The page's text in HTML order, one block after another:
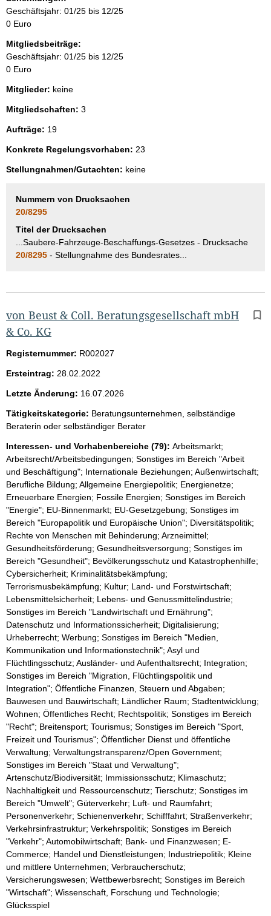
Geschäftsjahr: 01/25 bis 12/25
0 Euro
Mitgliedsbeiträge:
Geschäftsjahr: 01/25 bis 12/25
0 Euro
Mitglieder: keine
Mitgliedschaften: 3
Aufträge: 19
Konkrete Regelungsvorhaben: 23
Stellungnahmen/Gutachten: keine
Nummern von Drucksachen
20/8295
Titel der Drucksachen
...Saubere-Fahrzeuge-Beschaffungs-Gesetzes - Drucksache
20/8295 - Stellungnahme des Bundesrates...
von Beust & Coll. Beratungsgesellschaft mbH
& Co. KG
Registernummer: R002027
Ersteintrag: 28.02.2022
Letzte Änderung: 16.07.2026
Tätigkeitskategorie: Beratungsunternehmen, selbständige
Beraterin oder selbständiger Berater
Interessen- und Vorhabenbereiche (79): Arbeitsmarkt;
Arbeitsrecht/Arbeitsbedingungen; Sonstiges im Bereich "Arbeit
und Beschäftigung"; Internationale Beziehungen; Außenwirtschaft;
Berufliche Bildung; Allgemeine Energiepolitik; Energienetze;
Erneuerbare Energien; Fossile Energien; Sonstiges im Bereich
"Energie"; EU-Binnenmarkt; EU-Gesetzgebung; Sonstiges im
Bereich "Europapolitik und Europäische Union"; Diversitätspolitik;
Rechte von Menschen mit Behinderung; Arzneimittel;
Gesundheitsförderung; Gesundheitsversorgung; Sonstiges im
Bereich "Gesundheit"; Bevölkerungsschutz und Katastrophenhilfe;
Cybersicherheit; Kriminalitätsbekämpfung;
Terrorismusbekämpfung; Kultur; Land- und Forstwirtschaft;
Lebensmittelsicherheit; Lebens- und Genussmittelindustrie;
Sonstiges im Bereich "Landwirtschaft und Ernährung";
Datenschutz und Informationssicherheit; Digitalisierung;
Urheberrecht; Werbung; Sonstiges im Bereich "Medien,
Kommunikation und Informationstechnik"; Asyl und
Flüchtlingsschutz; Ausländer- und Aufenthaltsrecht; Integration;
Sonstiges im Bereich "Migration, Flüchtlingspolitik und
Integration"; Öffentliche Finanzen, Steuern und Abgaben;
Bauwesen und Bauwirtschaft; Ländlicher Raum; Stadtentwicklung;
Wohnen; Öffentliches Recht; Rechtspolitik; Sonstiges im Bereich
"Recht"; Breitensport; Tourismus; Sonstiges im Bereich "Sport,
Freizeit und Tourismus"; Öffentlicher Dienst und öffentliche
Verwaltung; Verwaltungstransparenz/Open Government;
Sonstiges im Bereich "Staat und Verwaltung";
Artenschutz/Biodiversität; Immissionsschutz; Klimaschutz;
Nachhaltigkeit und Ressourcenschutz; Tierschutz; Sonstiges im
Bereich "Umwelt"; Güterverkehr; Luft- und Raumfahrt;
Personenverkehr; Schienenverkehr; Schifffahrt; Straßenverkehr;
Verkehrsinfrastruktur; Verkehrspolitik; Sonstiges im Bereich
"Verkehr"; Automobilwirtschaft; Bank- und Finanzwesen; E-
Commerce; Handel und Dienstleistungen; Industriepolitik; Kleine
und mittlere Unternehmen; Verbraucherschutz;
Versicherungswesen; Wettbewerbsrecht; Sonstiges im Bereich
"Wirtschaft"; Wissenschaft, Forschung und Technologie;
Glücksspiel